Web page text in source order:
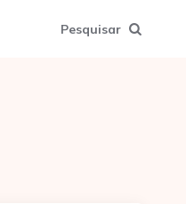
Pesquisar